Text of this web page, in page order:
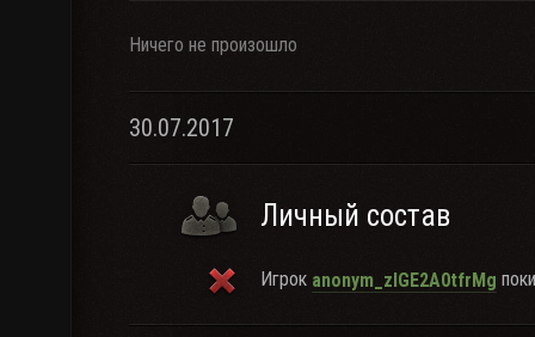
Ничего не произошло
30.07.2017
Личный состав
Игрок anonym_zlGE2A0tfrMg